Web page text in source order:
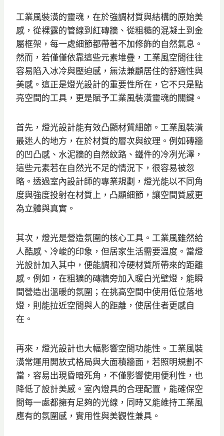
工業風裝潢的靈魂，在於強調材質與結構的原始美
感，從裸露的管線到紅磚牆、從粗糙的混凝土到金
屬框架，每一處細節都帶著不加修飾的自然氣息。
然而，若僅僅依靠這些元素堆疊，工業風空間往往
容易陷入冰冷與壓迫感，無法兼顧居住的舒適性與
美感。這正是燈光設計的重要性所在，它不只是點
亮空間的工具，更是賦予工業風裝潢靈魂的關鍵。
首先，燈光設計能有效凸顯材質細節。工業風裝潢
最迷人的地方，在於材質的層次與紋理。例如磚牆
的凹凸感、水泥牆的自然紋路、鐵件的冷冽光澤，
這些元素若在自然光不足的情況下，很容易被忽
略。透過室內設計師的專業規劃，燈光能以不同角
度與強度投射在材質上，凸顯細節，讓空間質感更
為立體與真實。
其次，燈光是營造氛圍的核心工具。工業風雖然給
人酷感、冷峻的印象，但居家生活需要溫度。當燈
光設計加入其中，便能調和冷硬材質所帶來的距離
感。例如，在粗獷的磚牆旁加入暖白光壁燈，能瞬
間營造出溫暖的氛圍；在挑高空間中使用低位落地
燈，則能拉近空間與人的距離，使居住者更感自
在。
再來，燈光設計也大幅影響空間功能性。工業風裝
潢常運用開放式格局與大面積牆面，若照明規劃不
當，容易出現昏暗死角，不僅影響使用便利性，也
降低了設計美感。室內燈具的合理配置，能確保空
間每一處都擁有足夠的光線，同時又能維持工業風
應有的氛圍感，實用性與美觀性兼具。